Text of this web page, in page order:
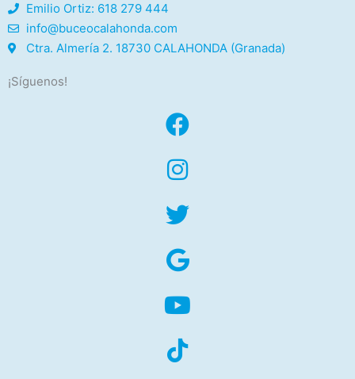
Emilio Ortiz: 618 279 444
info@buceocalahonda.com
Ctra. Almería 2. 18730 CALAHONDA (Granada)
¡Síguenos!